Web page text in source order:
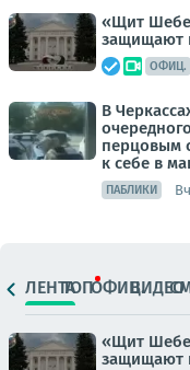
«Щит
защищают
ОФИЦ.
В
перцовым
к себе в
ПАБЛИКИ
ЛЕНТАТОПОФИЦ.ВИДЕО
«Щит
защищают